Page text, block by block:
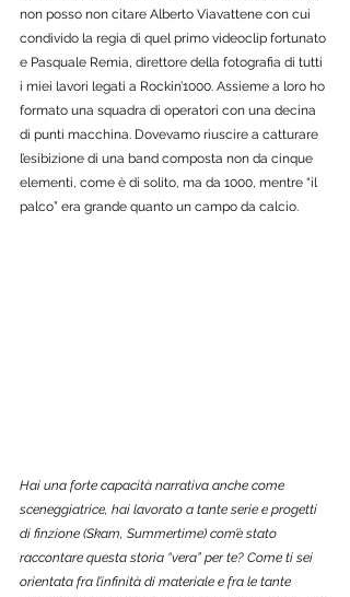
non posso non citare Alberto Viavattene con cui
condivido la regia di quel primo videoclip fortunato
e Pasquale Remia, direttore della fotografia di tutti
i miei lavori legati a Rockin’1000. Assieme a loro ho
formato una squadra di operatori con una decina
di punti macchina. Dovevamo riuscire a catturare
l’esibizione di una band composta non da cinque
elementi, come è di solito, ma da 1000, mentre “il
palco” era grande quanto un campo da calcio.
Hai una forte capacità narrativa anche come
sceneggiatrice, hai lavorato a tante serie e progetti
di finzione (Skam, Summertime) com’è stato
raccontare questa storia “vera” per te? Come ti sei
orientata fra l’infinità di materiale e fra le tante